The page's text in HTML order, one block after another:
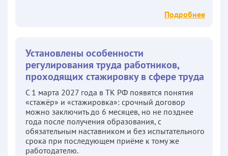
Подробнее
Установлены особенности
регулирования труда работников,
проходящих стажировку в сфере труда
С 1 марта 2027 года в ТК РФ появятся понятия
«стажёр» и «стажировка»: срочный договор
можно заключить до 6 месяцев, но не позднее
года после получения образования, с
обязательным наставником и без испытательного
срока при последующем приёме к тому же
работодателю.